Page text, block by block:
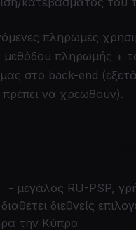
πληρωμές
μεθόδου πληρωμής +
στο back-end
πρέπει να χρεωθούν).
- μεγάλος RU-PSP,
διεθνείς
την Κύπρο